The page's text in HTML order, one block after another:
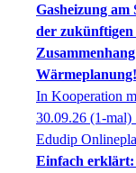
Gasheizung am
der zukünftigen
Wärmeplanung!
In Kooperation
30.09.26 (1-mal)
Edudip
Einfach erklärt: